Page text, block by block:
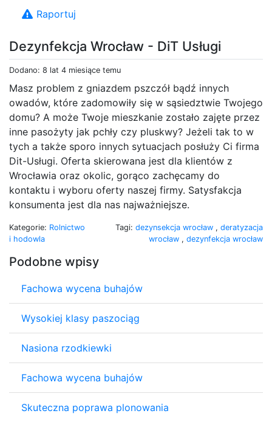
Dezynfekcja Wrocław - DiT Usługi
Dodano: 8 lat 4 miesiące temu
Masz problem z gniazdem pszczół bądź innych
owadów, które zadomowiły się w sąsiedztwie Twojego
domu? A może Twoje mieszkanie zostało zajęte przez
inne pasożyty jak pchły czy pluskwy? Jeżeli tak to w
tych a także sporo innych sytuacjach posłuży Ci firma
Dit-Usługi. Oferta skierowana jest dla klientów z
Wrocławia oraz okolic, gorąco zachęcamy do
kontaktu i wyboru oferty naszej firmy. Satysfakcja
konsumenta jest dla nas najważniejsze.
Kategorie: Rolnictwo
i hodowla
Tagi: dezynsekcja wrocław , deratyzacja
wrocław , dezynfekcja wrocław
Podobne wpisy
Fachowa wycena buhajów
Wysokiej klasy paszociąg
Nasiona rzodkiewki
Fachowa wycena buhajów
Skuteczna poprawa plonowania
Raportuj